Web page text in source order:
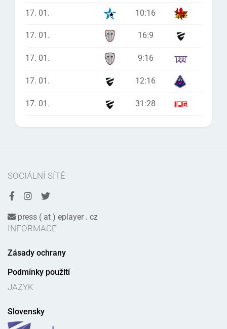
17. 01. 10:16
17. 01. 16:9
17. 01. 9:16
17. 01. 12:16
17. 01. 31 :28
SOCIÁLNÍ SÍTĚ
press ( at ) eplayer . cz
INFORMACE
Zásady ochrany
Podmínky použití
JAZYK
Slovensky